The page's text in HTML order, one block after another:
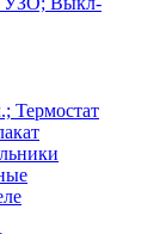
Термостат